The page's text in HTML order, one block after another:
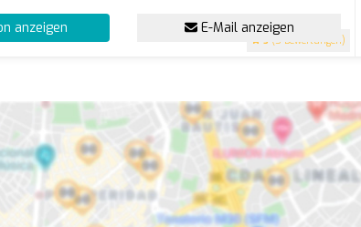
5 (5 Bewertungen)
anzeigen E-Mail anzeigen